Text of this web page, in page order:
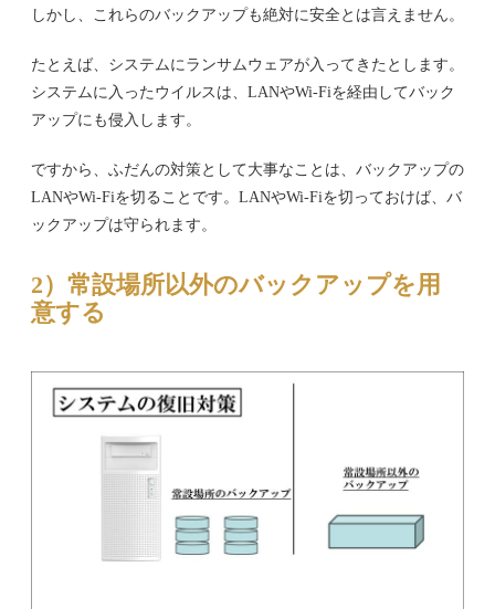
しかし、これらのバックアップも絶対に安全とは言えません。
たとえば、システムにランサムウェアが入ってきたとします。
システムに入ったウイルスは、LANやWi-Fiを経由してバック
アップにも侵入します。
ですから、ふだんの対策として大事なことは、バックアップの
LANやWi-Fiを切ることです。LANやWi-Fiを切っておけば、バ
ックアップは守られます。
2）常設場所以外のバックアップを用
意する